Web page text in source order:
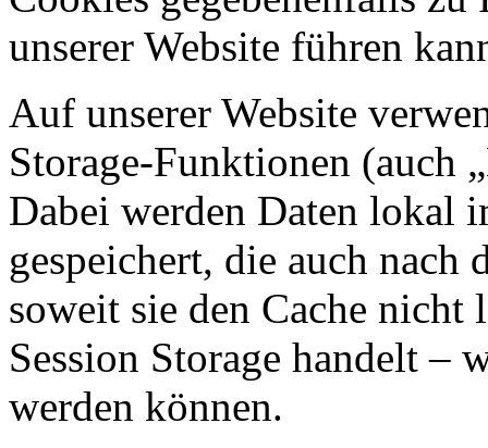
unserer Website führen
Auf unserer Website
Storage-Funktionen (auch
Dabei werden Daten lokal
gespeichert, die auch nach
soweit sie den Cache nicht
Session Storage handelt –
werden können.